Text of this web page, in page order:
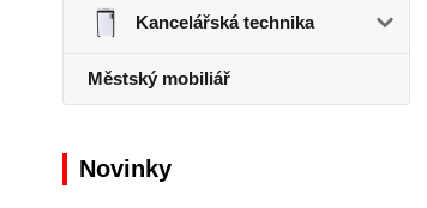
Kancelářská technika
Městský mobiliář
Novinky